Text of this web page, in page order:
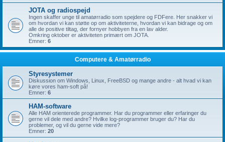
JOTA og radiospejd
Ingen skaffer unge til amatørradio som spejdere og FDFere. Her snakker vi
om hvordan vi kan støtte op om aktiviteterne, hvordan vi kan bidrage og om
alle de positive tiltag, der fornyer hobbyen fra en lav alder.
Omkring oktober er aktiviteten primært om JOTA.
Emner: 6
Computere & Amatørradio
Styresystemer
Diskussion om Windows, Linux, FreeBSD og mange andre - alt hvad vi kan
køre vores ham-soft på!
Emner: 6
HAM-software
Alle HAM orienterede programmer. Har du programmer eller erfaringer du
gerne vil dele med andre? Hvilke log-programmer bruger du? Har du
problemer, og vil du gerne vide mere?
Emner: 20